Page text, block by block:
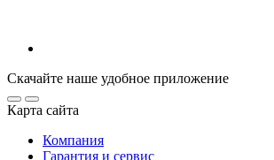
Скачайте наше удобное приложение
Карта сайта
Компания
Гарантия и сервис